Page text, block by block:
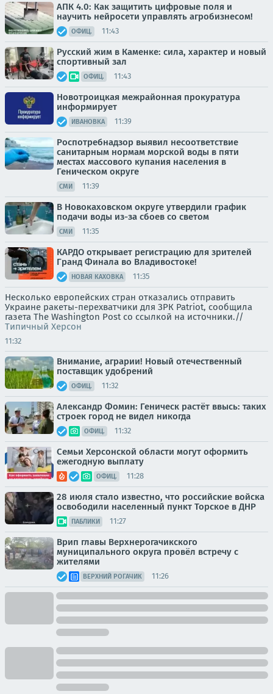
АПК 4.0: Как защитить цифровые поля и
научить нейросети управлять агробизнесом!
ОФИЦ. 11:43
Русский жим в Каменке: сила, характер и новый
спортивный зал
ОФИЦ. 11:43
Новотроицкая межрайонная прокуратура
информирует
ИВАНОВКА 11:39
Роспотребнадзор выявил несоответствие
санитарным нормам морской воды в пяти
местах массового купания населения в
Геническом округе
СМИ 11:39
В Новокаховском округе утвердили график
подачи воды из-за сбоев со светом
СМИ 11:35
КАРДО открывает регистрацию для зрителей
Гранд Финала во Владивостоке!
НОВАЯ КАХОВКА 11:35
Несколько европейских стран отказались отправить
Украине ракеты-перехватчики для ЗРК Patriot, сообщила
газета The Washington Post со ссылкой на источники.//
Типичный Херсон
11:32
Внимание, аграрии! Новый отечественный
поставщик удобрений
ОФИЦ. 11:32
Александр Фомин: Геническ растёт ввысь: таких
строек город не видел никогда
ОФИЦ. 11:32
Семьи Херсонской области могут оформить
ежегодную выплату
ОФИЦ. 11:28
28 июля стало известно, что российские войска
освободили населенный пункт Торское в ДНР
ПАБЛИКИ 11:27
Врип главы Верхнерогачикского
муниципального округа провёл встречу с
жителями
ВЕРХНИЙ РОГАЧИК 11:26